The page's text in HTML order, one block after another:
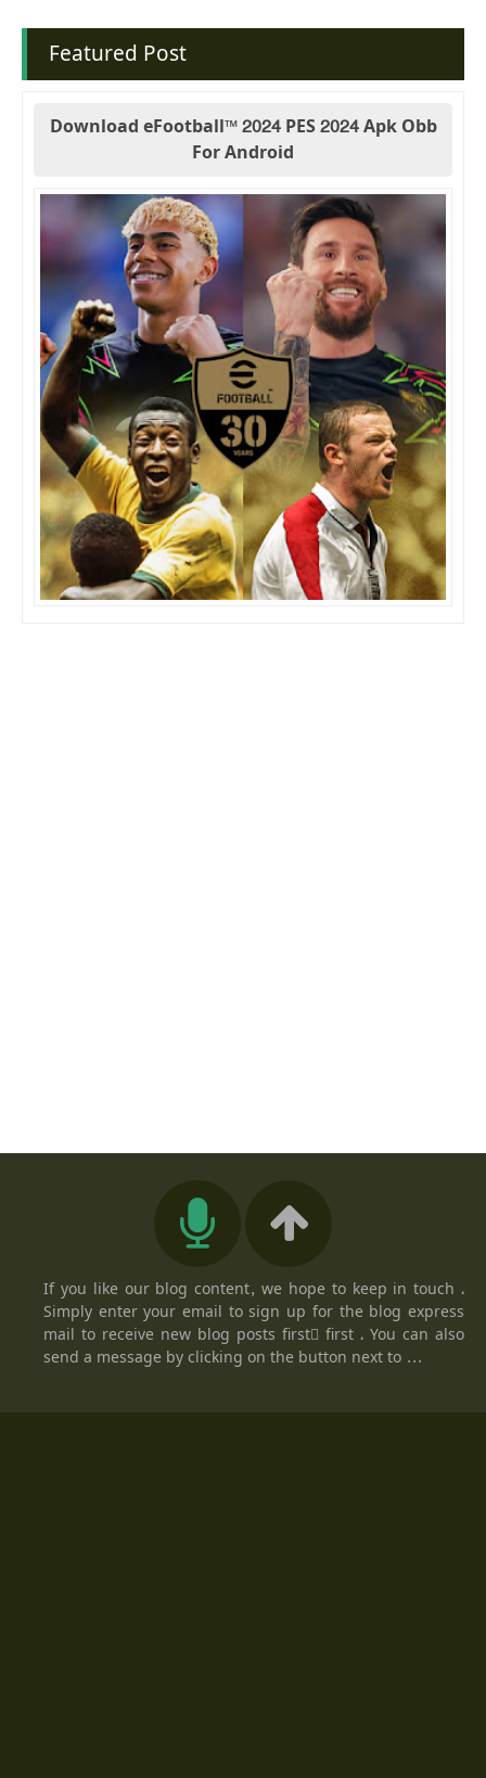
Featured Post
Download eFootball™ 2024 PES 2024 Apk Obb
For Android
If you like our blog content, we hope to keep in touch ،
Simply enter your email to sign up for the blog express
mail to receive new blog posts firstً first ، You can also
send a message by clicking on the button next to ...